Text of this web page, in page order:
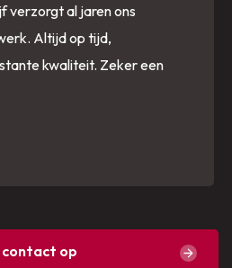
verzorgt al jaren ons
Altijd op tijd,
kwaliteit. Zeker een
contact op